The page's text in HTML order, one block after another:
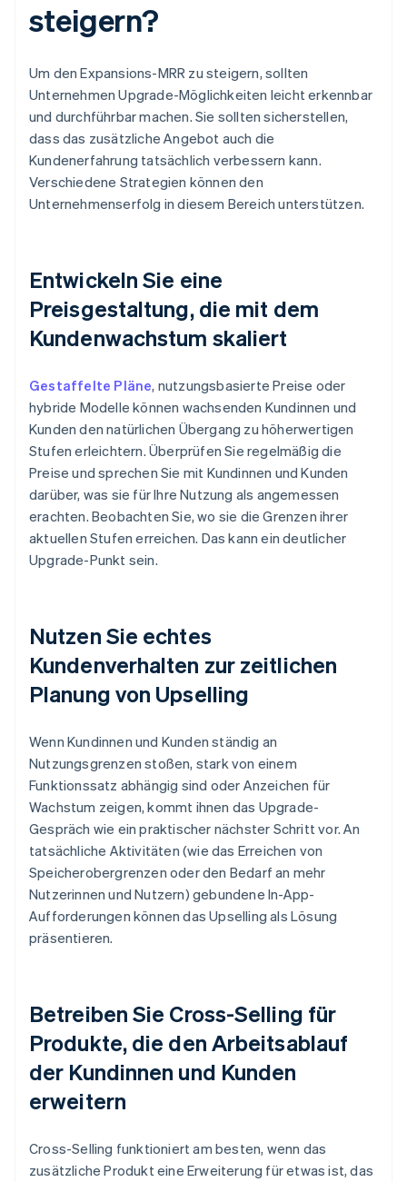
steigern?
Um den Expansions-MRR zu steigern, sollten
Unternehmen Upgrade-Möglichkeiten leicht erkennbar
und durchführbar machen. Sie sollten sicherstellen,
dass das zusätzliche Angebot auch die
Kundenerfahrung tatsächlich verbessern kann.
Verschiedene Strategien können den
Unternehmenserfolg in diesem Bereich unterstützen.
Entwickeln Sie eine
Preisgestaltung, die mit dem
Kundenwachstum skaliert
Gestaffelte Pläne, nutzungsbasierte Preise oder
hybride Modelle können wachsenden Kundinnen und
Kunden den natürlichen Übergang zu höherwertigen
Stufen erleichtern. Überprüfen Sie regelmäßig die
Preise und sprechen Sie mit Kundinnen und Kunden
darüber, was sie für Ihre Nutzung als angemessen
erachten. Beobachten Sie, wo sie die Grenzen ihrer
aktuellen Stufen erreichen. Das kann ein deutlicher
Upgrade-Punkt sein.
Nutzen Sie echtes
Kundenverhalten zur zeitlichen
Planung von Upselling
Wenn Kundinnen und Kunden ständig an
Nutzungsgrenzen stoßen, stark von einem
Funktionssatz abhängig sind oder Anzeichen für
Wachstum zeigen, kommt ihnen das Upgrade-
Gespräch wie ein praktischer nächster Schritt vor. An
tatsächliche Aktivitäten (wie das Erreichen von
Speicherobergrenzen oder den Bedarf an mehr
Nutzerinnen und Nutzern) gebundene In-App-
Aufforderungen können das Upselling als Lösung
präsentieren.
Betreiben Sie Cross-Selling für
Produkte, die den Arbeitsablauf
der Kundinnen und Kunden
erweitern
Cross-Selling funktioniert am besten, wenn das
zusätzliche Produkt eine Erweiterung für etwas ist, das